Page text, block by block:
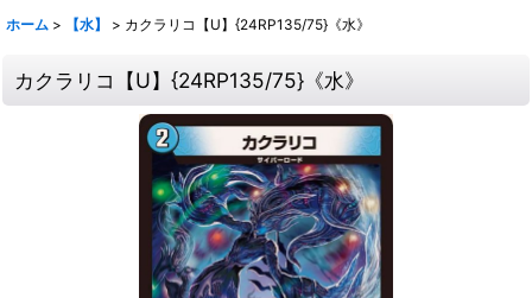
ホーム > 【水】 > カクラリコ【U】{24RP135/75}《水》
カクラリコ【U】{24RP135/75}《水》